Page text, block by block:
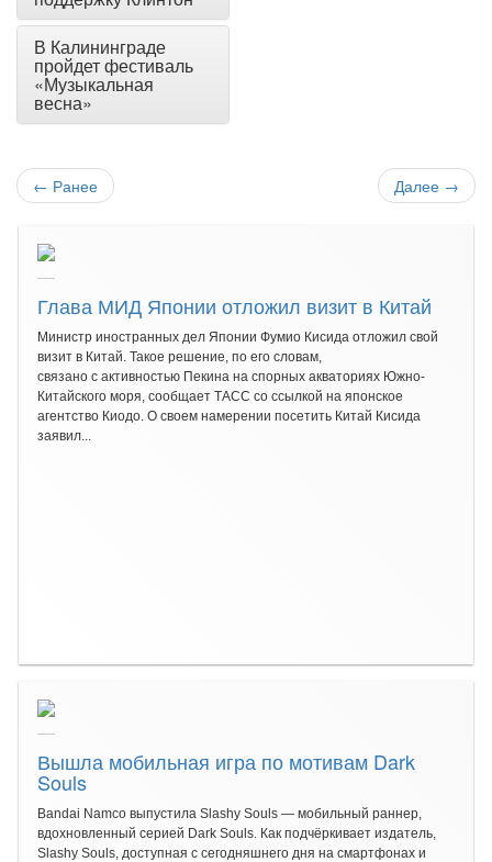
В Калининграде
пройдет фестиваль
«Музыкальная
весна»
← Ранее Далее →
Глава МИД Японии отложил визит в Китай
Министр иностранных дел Японии Фумио Кисида отложил свой
визит в Китай. Такое решение, по его словам,
связано с активностью Пекина на спорных акваториях Южно-
Китайского моря, сообщает ТАСС со ссылкой на японское
агентство Киодо. О своем намерении посетить Китай Кисида
заявил...
Вышла мобильная игра по мотивам Dark
Souls
Bandai Namco выпустила Slashy Souls — мобильный раннер,
вдохновленный серией Dark Souls. Как подчёркивает издатель,
Slashy Souls, доступная с сегодняшнего дня на смартфонах и